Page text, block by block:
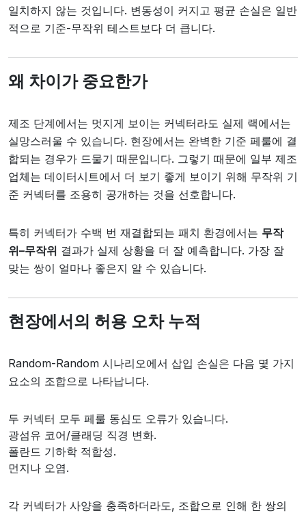
일치하지 않는 것입니다. 변동성이 커지고 평균 손실은 일반
적으로 기준-무작위 테스트보다 더 큽니다.
왜 차이가 중요한가
제조 단계에서는 멋지게 보이는 커넥터라도 실제 랙에서는
실망스러울 수 있습니다. 현장에서는 완벽한 기준 페룰에 결
합되는 경우가 드물기 때문입니다. 그렇기 때문에 일부 제조
업체는 데이터시트에서 더 보기 좋게 보이기 위해 무작위 기
준 커넥터를 조용히 공개하는 것을 선호합니다.
특히 커넥터가 수백 번 재결합되는 패치 환경에서는 무작
위–무작위 결과가 실제 상황을 더 잘 예측합니다. 가장 잘
맞는 쌍이 얼마나 좋은지 알 수 있습니다.
현장에서의 허용 오차 누적
Random-Random 시나리오에서 삽입 손실은 다음 몇 가지
요소의 조합으로 나타납니다.
두 커넥터 모두 페룰 동심도 오류가 있습니다.
광섬유 코어/클래딩 직경 변화.
폴란드 기하학 적합성.
먼지나 오염.
각 커넥터가 사양을 충족하더라도, 조합으로 인해 한 쌍의